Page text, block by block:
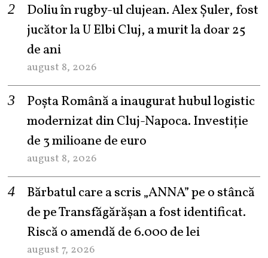
Doliu în rugby-ul clujean. Alex Șuler, fost
jucător la U Elbi Cluj, a murit la doar 25
de ani
august 8, 2026
Poșta Română a inaugurat hubul logistic
modernizat din Cluj-Napoca. Investiție
de 3 milioane de euro
august 8, 2026
Bărbatul care a scris „ANNA” pe o stâncă
de pe Transfăgărășan a fost identificat.
Riscă o amendă de 6.000 de lei
august 7, 2026